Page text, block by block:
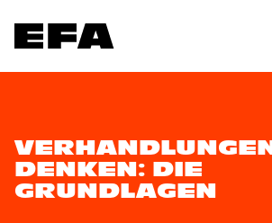
DENKEN: DIE
GRUNDLAGEN